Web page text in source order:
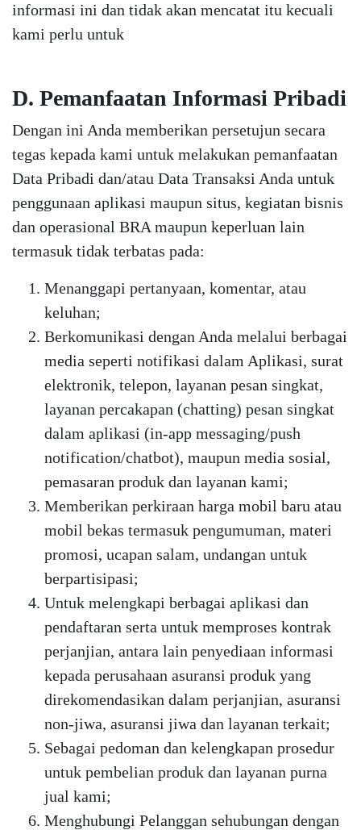
informasi ini dan tidak akan mencatat itu kecuali
kami perlu untuk
D. Pemanfaatan Informasi Pribadi
Dengan ini Anda memberikan persetujun secara
tegas kepada kami untuk melakukan pemanfaatan
Data Pribadi dan/atau Data Transaksi Anda untuk
penggunaan aplikasi maupun situs, kegiatan bisnis
dan operasional BRA maupun keperluan lain
termasuk tidak terbatas pada:
Menanggapi pertanyaan, komentar, atau
keluhan;
Berkomunikasi dengan Anda melalui berbagai
media seperti notifikasi dalam Aplikasi, surat
elektronik, telepon, layanan pesan singkat,
layanan percakapan (chatting) pesan singkat
dalam aplikasi (in-app messaging/push
notification/chatbot), maupun media sosial,
pemasaran produk dan layanan kami;
Memberikan perkiraan harga mobil baru atau
mobil bekas termasuk pengumuman, materi
promosi, ucapan salam, undangan untuk
berpartisipasi;
Untuk melengkapi berbagai aplikasi dan
pendaftaran serta untuk memproses kontrak
perjanjian, antara lain penyediaan informasi
kepada perusahaan asuransi produk yang
direkomendasikan dalam perjanjian, asuransi
non-jiwa, asuransi jiwa dan layanan terkait;
Sebagai pedoman dan kelengkapan prosedur
untuk pembelian produk dan layanan purna
jual kami;
Menghubungi Pelanggan sehubungan dengan